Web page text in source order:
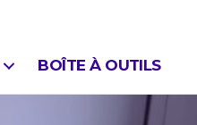
BOÎTE À OUTILS